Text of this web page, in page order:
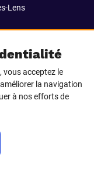
vous acceptez le
la navigation
à nos efforts de
Lens